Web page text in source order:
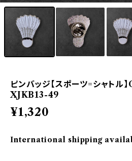
ピンバッジ【スポーツ=シャト
XJKB13-49
¥1,320
International shipping